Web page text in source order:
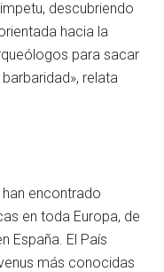
descubriendo
hacia la
para sacar
relata
encontrado
en toda Europa, de
España. El País
más conocidas